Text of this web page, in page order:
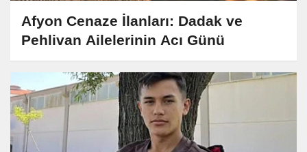
Afyon Cenaze İlanları: Dadak ve
Pehlivan Ailelerinin Acı Günü